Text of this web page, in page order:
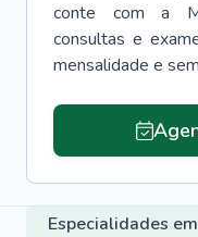
conte com a
consultas e
mensalidade e
Especialidades